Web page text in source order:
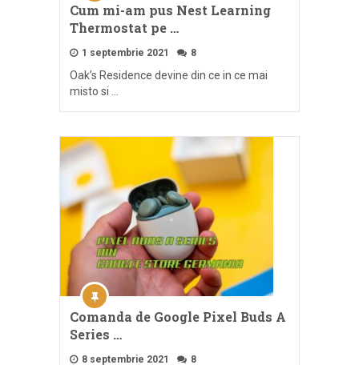
Cum mi-am pus Nest Learning
Thermostat pe …
1 septembrie 2021 8
Oak’s Residence devine din ce in ce mai
misto si …
Comanda de Google Pixel Buds A
Series …
8 septembrie 2021 8